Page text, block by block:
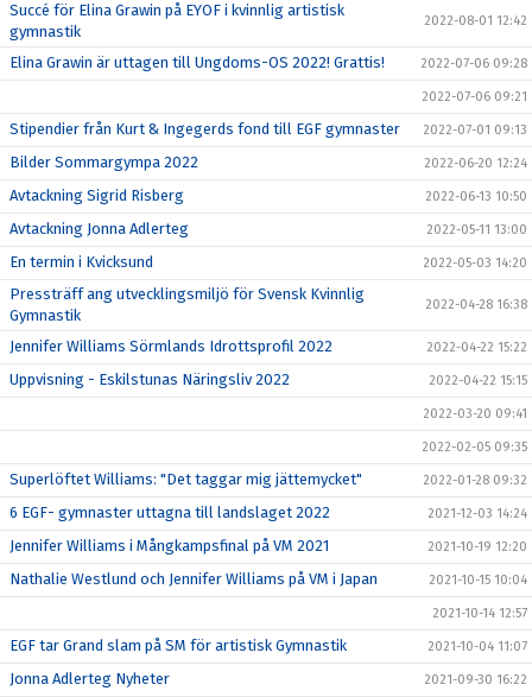
Succé för Elina Grawin på EYOF i kvinnlig artistisk
gymnastik
2022-08-01 12:42
Elina Grawin är uttagen till Ungdoms-OS 2022! Grattis! 2022-07-06 09:28
2022-07-06 09:21
Stipendier från Kurt & Ingegerds fond till EGF gymnaster 2022-07-01 09:13
Bilder Sommargympa 2022 2022-06-20 12:24
Avtackning Sigrid Risberg 2022-06-13 10:50
Avtackning Jonna Adlerteg 2022-05-11 13:00
En termin i Kvicksund 2022-05-03 14:20
Pressträff ang utvecklingsmiljö för Svensk Kvinnlig
Gymnastik
2022-04-28 16:38
Jennifer Williams Sörmlands Idrottsprofil 2022 2022-04-22 15:22
Uppvisning - Eskilstunas Näringsliv 2022 2022-04-22 15:15
2022-03-20 09:41
2022-02-05 09:35
Superlöftet Williams: "Det taggar mig jättemycket" 2022-01-28 09:32
6 EGF- gymnaster uttagna till landslaget 2022 2021-12-03 14:24
Jennifer Williams i Mångkampsfinal på VM 2021 2021-10-19 12:20
Nathalie Westlund och Jennifer Williams på VM i Japan 2021-10-15 10:04
2021-10-14 12:57
EGF tar Grand slam på SM för artistisk Gymnastik 2021-10-04 11:07
Jonna Adlerteg Nyheter 2021-09-30 16:22